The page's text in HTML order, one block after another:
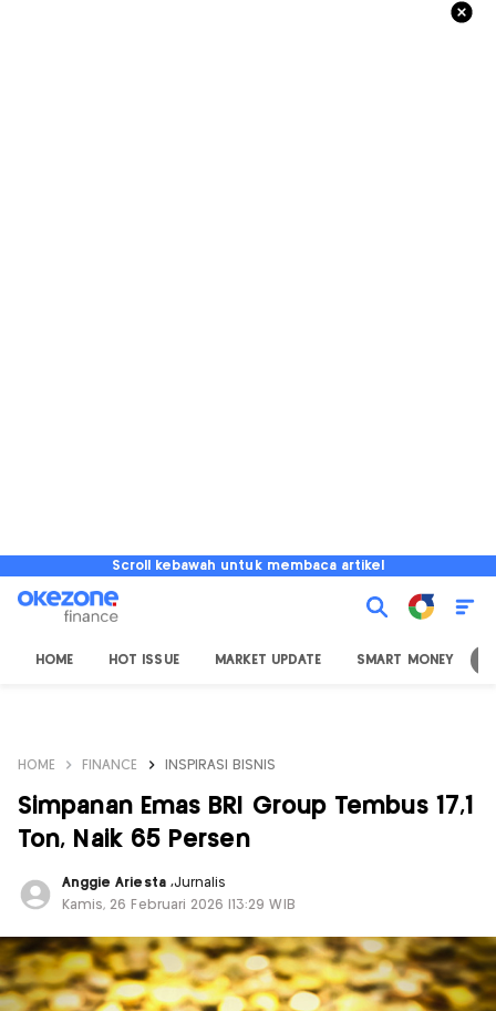
Scroll kebawah untuk membaca artikel
HOME HOT ISSUE MARKET UPDATE SMART MONEY
HOME FINANCE INSPIRASI BISNIS
Simpanan Emas BRI Group Tembus 17,1
Ton, Naik 65 Persen
Anggie Ariesta ,Jurnalis
Kamis, 26 Februari 2026 |13:29 WIB